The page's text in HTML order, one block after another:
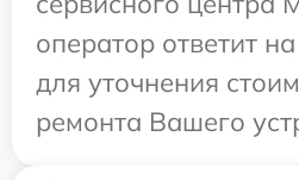
оператор ответит
для уточнения
ремонта Вашего